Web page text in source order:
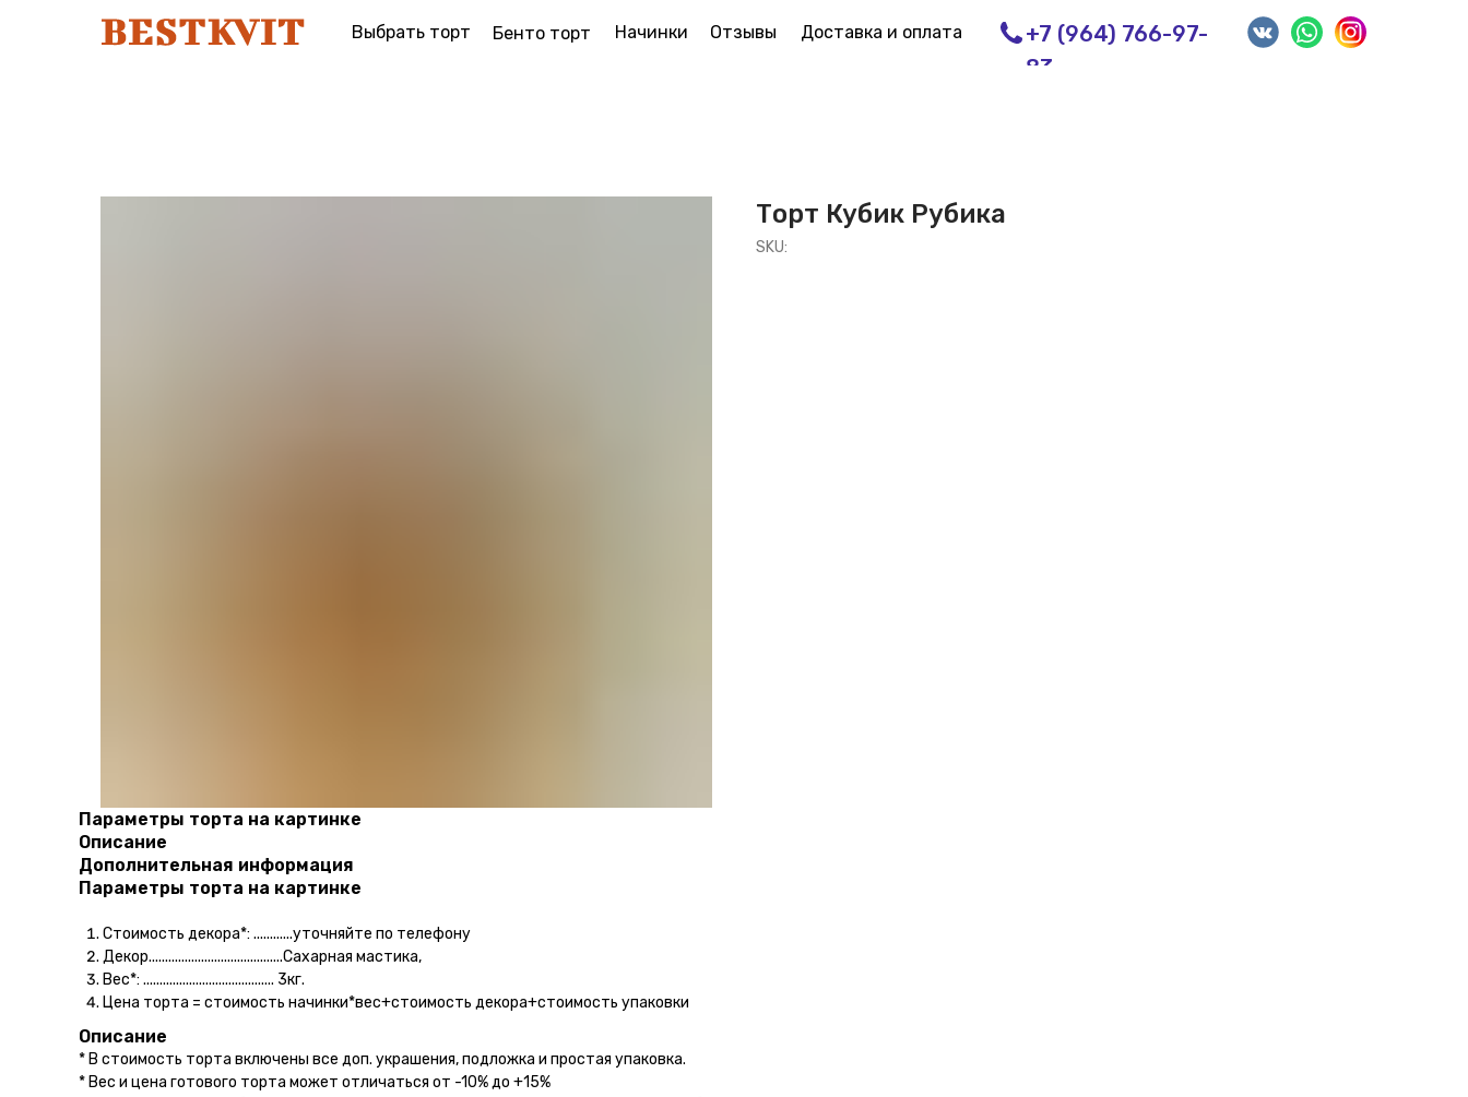
+7 (964) 766-97-
83
Выбрать торт Начинки Доставка и оплата
Отзывы
Бенто торт
Торт Кубик Рубика
SKU:
Параметры торта на картинке
Описание
Дополнительная информация
Параметры торта на картинке
Стоимость декора*: ............уточняйте по телефону
Декор.........................................Сахарная мастика,
Вес*: ........................................ 3кг.
Цена торта = стоимость начинки*вес+стоимость декора+стоимость упаковки
Описание
* В стоимость торта включены все доп. украшения, подложка и простая упаковка.
* Вес и цена готового торта может отличаться от -10% до +15%